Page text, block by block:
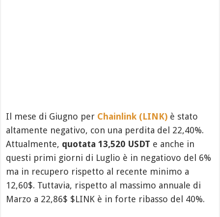
Il mese di Giugno per Chainlink (LINK) è stato
altamente negativo, con una perdita del 22,40%.
Attualmente, quotata 13,520 USDT e anche in
questi primi giorni di Luglio è in negatiovo del 6%
ma in recupero rispetto al recente minimo a
12,60$. Tuttavia, rispetto al massimo annuale di
Marzo a 22,86$ $LINK è in forte ribasso del 40%.